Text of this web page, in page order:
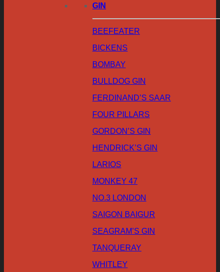
GIN
BEEFEATER
BICKENS
BOMBAY
BULLDOG GIN
FERDINAND’S SAAR
FOUR PILLARS
GORDON’S GIN
HENDRICK’S GIN
LARIOS
MONKEY 47
NO.3 LONDON
SAIGON BAIGUR
SEAGRAM’S GIN
TANQUERAY
WHITLEY